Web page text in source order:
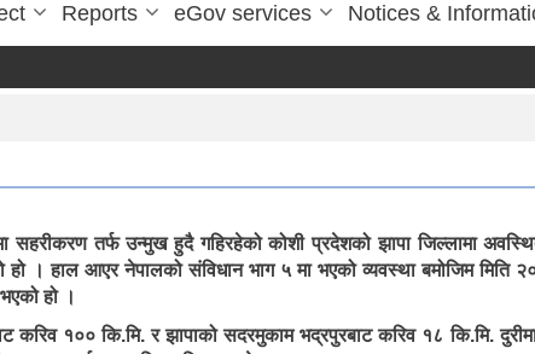
Reports eGov services Notices &
सहरीकरण तर्फ उन्मुख हुदै गहिरहेको कोशी प्रदेशको झापा जिल्लामा
। हाल आएर नेपालको संविधान भाग ५ मा भएको व्यवस्था बमोजिम मिति
हो ।
करिव १०० कि.मि. र झापाको सदरमुकाम भद्रपुरबाट करिव १८ कि.मि.